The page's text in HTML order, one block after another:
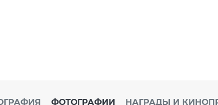
ФОТОГРАФИИ НАГРАДЫ И